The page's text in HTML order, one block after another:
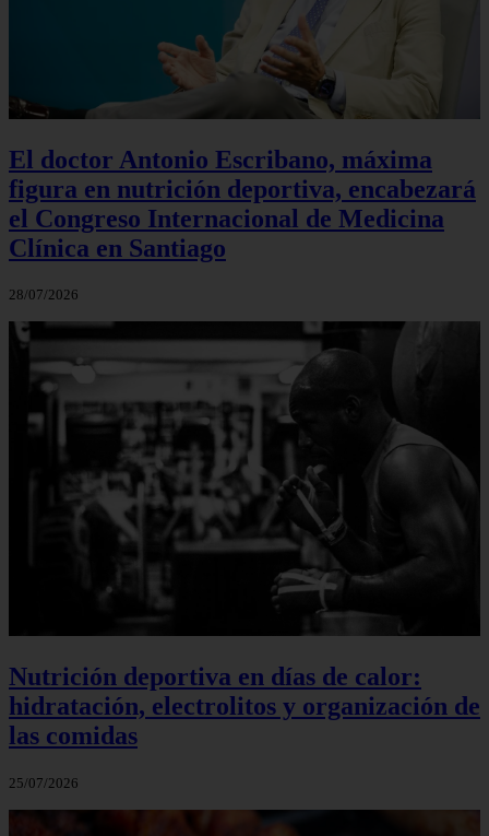
El doctor Antonio Escribano, máxima
figura en nutrición deportiva, encabezará
el Congreso Internacional de Medicina
Clínica en Santiago
28/07/2026
Nutrición deportiva en días de calor:
hidratación, electrolitos y organización de
las comidas
25/07/2026